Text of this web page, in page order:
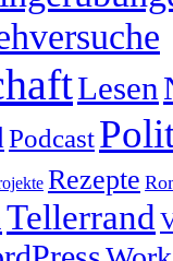
Lesen
Podcast
Rezepte
Tellerrand